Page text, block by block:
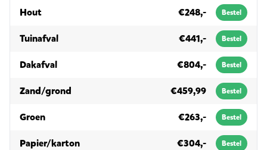
Houtin 6m³ €248,- Bestel
Tuinafvalin 6m³ €441,- Bestel
Dakafvalin 6m³ €804,- Bestel
Zand/grond €459,99 Bestel
Groenin 6m³ €263,- Bestel
Papier/kartonin 6m³ €304,- Bestel